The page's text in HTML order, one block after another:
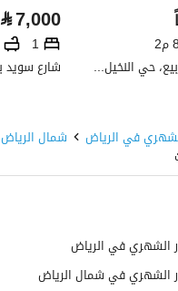
-
7490
شارع ابي العاص بن الربيع، حي النخيل، شمال الرياض، الرياض
⃁7,000
1
في الرياض شمال الرياض
الشهري في الرياض
الشهري في شمال الرياض